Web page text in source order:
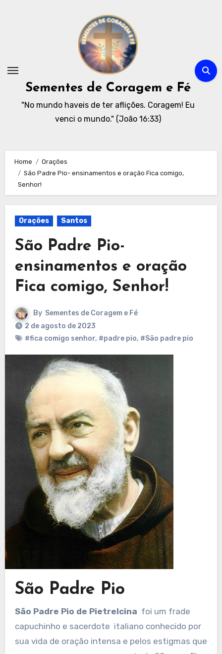
Sementes de Coragem e Fé
"No mundo haveis de ter aflições. Coragem! Eu
venci o mundo." (João 16:33)
Home
Orações
São Padre Pio- ensinamentos e oração Fica comigo,
Senhor!
Orações Santos
São Padre Pio-
ensinamentos e oração
Fica comigo, Senhor!
By Sementes de Coragem e Fé
2 de agosto de 2023
#fica comigo senhor, #padre pio, #São padre pio
São Padre Pio
São Padre Pio de Pietrelcina foi um frade
capuchinho e sacerdote italiano conhecido por
sua vida de oração intensa e pelos estigmas que